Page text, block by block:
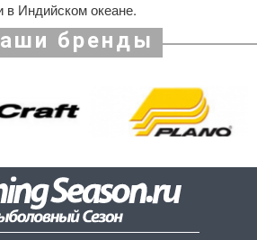
Индийском океане.
бренды